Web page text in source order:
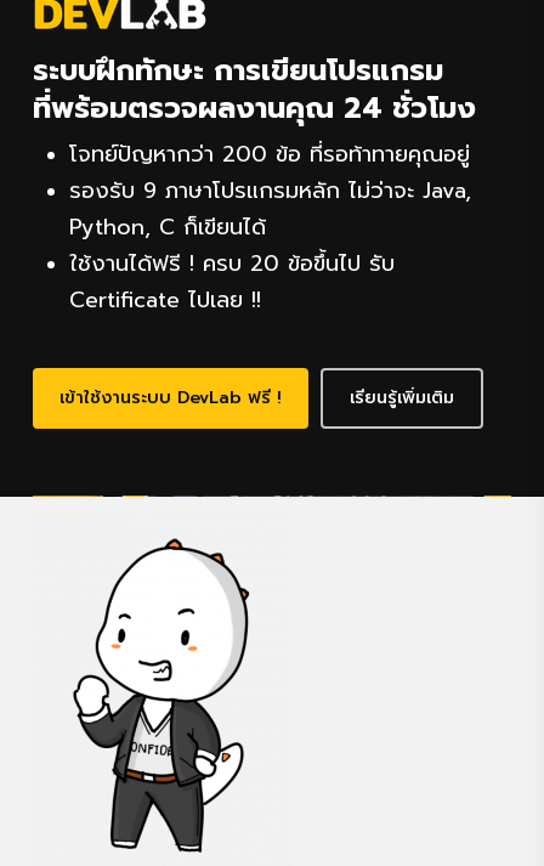
ระบบฝึกทักษะ การเขียนโปรแกรม
ที่พร้อมตรวจผลงานคุณ 24 ชั่วโมง
โจทย์ปัญหากว่า 200 ข้อ ที่รอท้าทายคุณอยู่
รองรับ 9 ภาษาโปรแกรมหลัก ไม่ว่าจะ Java,
Python, C ก็เขียนได้
ใช้งานได้ฟรี ! ครบ 20 ข้อขึ้นไป รับ
Certificate ไปเลย !!
เข้าใช้งานระบบ DevLab ฟรี ! เรียนรู้เพิ่มเติม